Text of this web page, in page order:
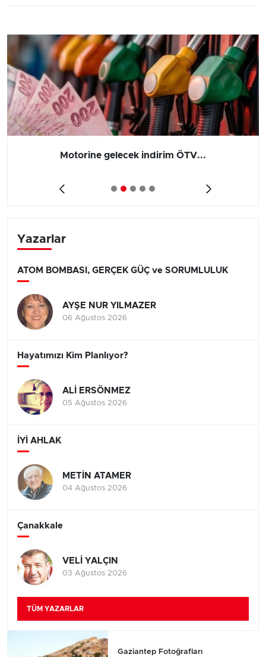
Motorine gelecek indirim ÖTV...
Yazarlar
ATOM BOMBASI, GERÇEK GÜÇ ve SORUMLULUK
AYŞE NUR YILMAZER
06 Ağustos 2026
Hayatımızı Kim Planlıyor?
ALİ ERSÖNMEZ
05 Ağustos 2026
İYİ AHLAK
METİN ATAMER
04 Ağustos 2026
Çanakkale
VELİ YALÇIN
03 Ağustos 2026
TÜM YAZARLAR
Gaziantep Fotoğrafları